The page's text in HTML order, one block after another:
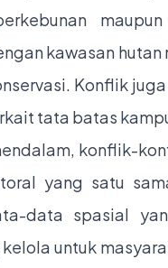
kawasan
Konflik
tata batas
konflik-
yang satu
data spasial
untuk